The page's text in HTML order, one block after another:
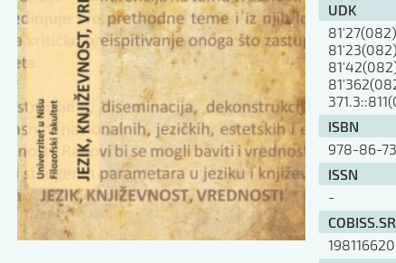
UDK
81'27(082)
81'23(082)
ISBN
978-86-
ISSN
-
198116620